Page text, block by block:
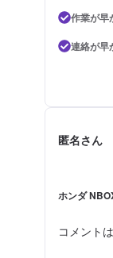
作業が早
連絡が早
匿名さん
ホンダ
コメント